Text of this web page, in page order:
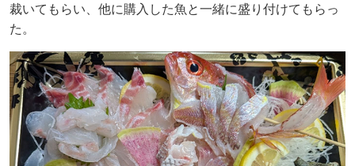
裁いてもらい、他に購入した魚と一緒に盛り付けてもらっ
た。